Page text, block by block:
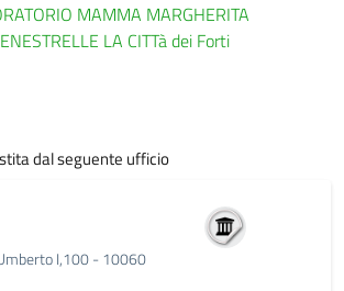
MAMMA MARGHERITA
LA CITTà dei Forti
dal seguente ufficio
I,100 - 10060